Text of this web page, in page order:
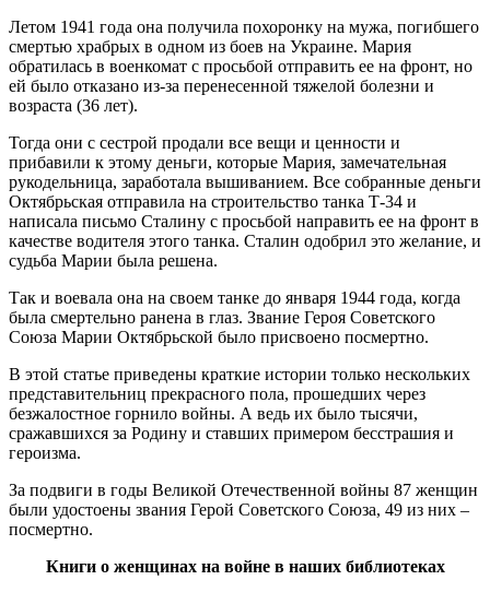
Летом 1941 года она получила похоронку на мужа, погибшего
смертью храбрых в одном из боев на Украине. Мария
обратилась в военкомат с просьбой отправить ее на фронт, но
ей было отказано из-за перенесенной тяжелой болезни и
возраста (36 лет).
Тогда они с сестрой продали все вещи и ценности и
прибавили к этому деньги, которые Мария, замечательная
рукодельница, заработала вышиванием. Все собранные деньги
Октябрьская отправила на строительство танка Т-34 и
написала письмо Сталину с просьбой направить ее на фронт в
качестве водителя этого танка. Сталин одобрил это желание, и
судьба Марии была решена.
Так и воевала она на своем танке до января 1944 года, когда
была смертельно ранена в глаз. Звание Героя Советского
Союза Марии Октябрьской было присвоено посмертно.
В этой статье приведены краткие истории только нескольких
представительниц прекрасного пола, прошедших через
безжалостное горнило войны. А ведь их было тысячи,
сражавшихся за Родину и ставших примером бесстрашия и
героизма.
За подвиги в годы Великой Отечественной войны 87 женщин
были удостоены звания Герой Советского Союза, 49 из них –
посмертно.
Книги о женщинах на войне в наших библиотеках